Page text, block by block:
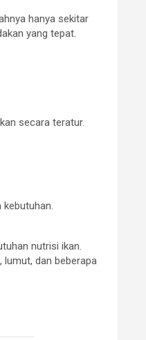
hanya sekitar
yang tepat.
secara teratur.
nutrisi ikan.
lumut, dan beberapa